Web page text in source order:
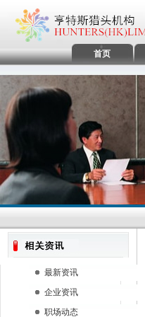
首页
最新资讯
企业资讯
职场动态